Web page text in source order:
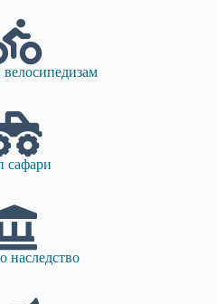
сафари
наследство